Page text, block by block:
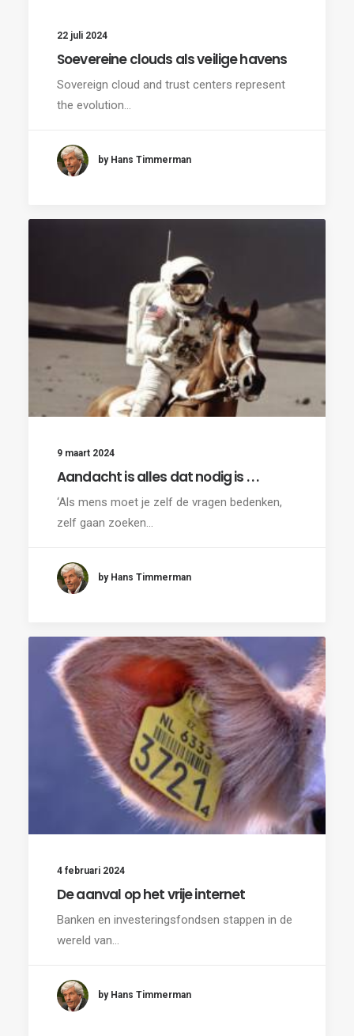
22 juli 2024
Soevereine clouds als veilige havens
Sovereign cloud and trust centers represent
the evolution…
by Hans Timmerman
9 maart 2024
Aandacht is alles dat nodig is . . .
‘Als mens moet je zelf de vragen bedenken,
zelf gaan zoeken…
by Hans Timmerman
4 februari 2024
De aanval op het vrije internet
Banken en investeringsfondsen stappen in de
wereld van…
by Hans Timmerman